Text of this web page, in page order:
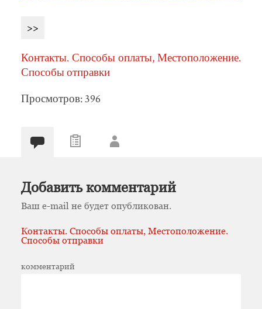
>>
Контакты. Способы оплаты, Местоположение.
Способы отправки
Просмотров: 396
Добавить комментарий
Ваш e-mail не будет опубликован.
Контакты. Способы оплаты, Местоположение.
Способы отправки
комментарий